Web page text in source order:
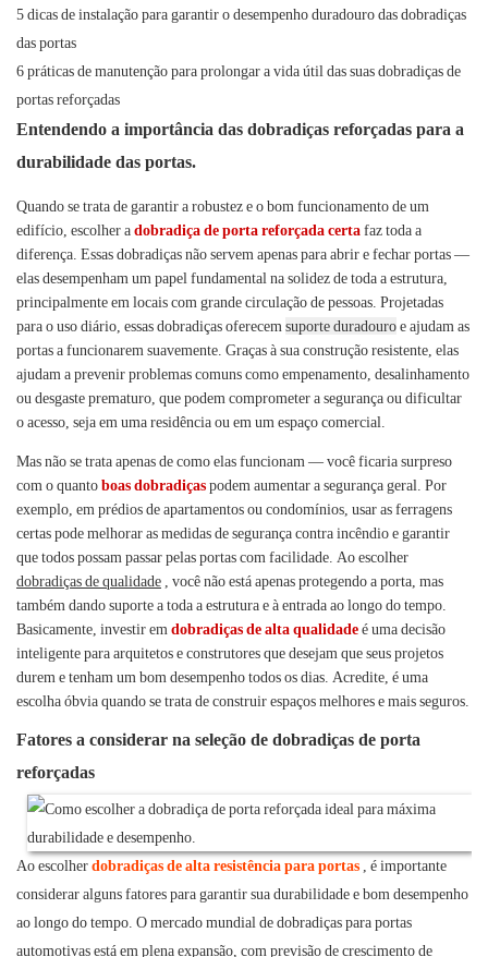
5 dicas de instalação para garantir o desempenho duradouro das dobradiças
das portas
6 práticas de manutenção para prolongar a vida útil das suas dobradiças de
portas reforçadas
Entendendo a importância das dobradiças reforçadas para a
durabilidade das portas.
Quando se trata de garantir a robustez e o bom funcionamento de um
edifício, escolher adobradiça de porta reforçada certafaz toda a
diferença. Essas dobradiças não servem apenas para abrir e fechar portas —
elas desempenham um papel fundamental na solidez de toda a estrutura,
principalmente em locais com grande circulação de pessoas. Projetadas
para o uso diário, essas dobradiças oferecemsuporte duradouroe ajudam as
portas a funcionarem suavemente. Graças à sua construção resistente, elas
ajudam a prevenir problemas comuns como empenamento, desalinhamento
ou desgaste prematuro, que podem comprometer a segurança ou dificultar
o acesso, seja em uma residência ou em um espaço comercial.
Mas não se trata apenas de como elas funcionam — você ficaria surpreso
com o quantoboas dobradiçaspodem aumentar a segurança geral. Por
exemplo, em prédios de apartamentos ou condomínios, usar as ferragens
certas pode melhorar as medidas de segurança contra incêndio e garantir
que todos possam passar pelas portas com facilidade. Ao escolher
dobradiças de qualidade , você não está apenas protegendo a porta, mas
também dando suporte a toda a estrutura e à entrada ao longo do tempo.
Basicamente, investir emdobradiças de alta qualidadeé uma decisão
inteligente para arquitetos e construtores que desejam que seus projetos
durem e tenham um bom desempenho todos os dias. Acredite, é uma
escolha óbvia quando se trata de construir espaços melhores e mais seguros.
Fatores a considerar na seleção de dobradiças de porta
reforçadas
Ao escolherdobradiças de alta resistência para portas , é importante
considerar alguns fatores para garantir sua durabilidade e bom desempenho
ao longo do tempo. O mercado mundial de dobradiças para portas
automotivas está em plena expansão, com previsão de crescimento de